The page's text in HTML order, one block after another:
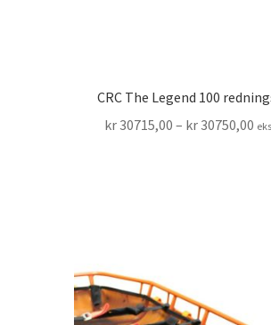
CRC The Legend 100
kr30715,00 – kr30750,00